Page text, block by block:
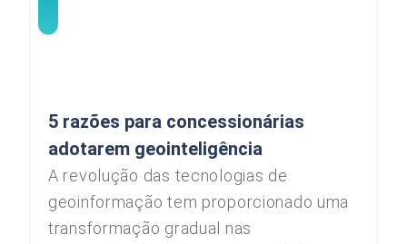
5 razões para concessionárias
adotarem geointeligência
A revolução das tecnologias de
geoinformação tem proporcionado uma
transformação gradual nas